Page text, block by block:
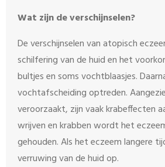
Wat zijn de verschijnselen?
De verschijnselen van atopisch
schilfering van de huid en het
bultjes en soms vochtblaasjes.
vochtafscheiding optreden.
veroorzaakt, zijn vaak krabeffecten
wrijven en krabben wordt het
gehouden. Als het eczeem langere
verruwing van de huid op.